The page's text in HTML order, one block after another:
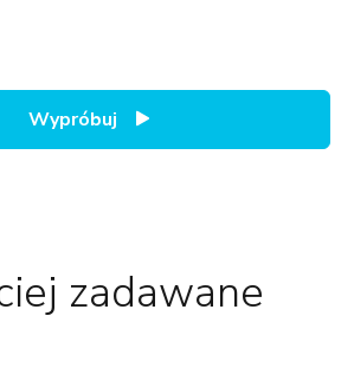
Wypróbuj
zadawane